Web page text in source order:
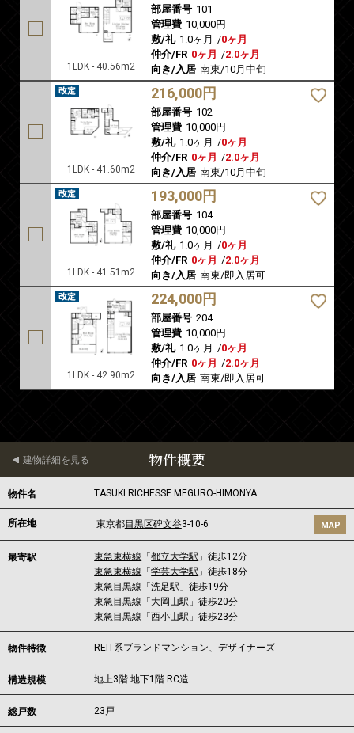
1LDK - 40.56m2
部屋番号 101
管理費 10,000円
敷/礼 1.0ヶ月 /0ヶ月
仲介/FR 0ヶ月 /2.0ヶ月
向き/入居 南東/10月中旬
1LDK - 41.60m2
216,000円
部屋番号 102
管理費 10,000円
敷/礼 1.0ヶ月 /0ヶ月
仲介/FR 0ヶ月 /2.0ヶ月
向き/入居 南東/10月中旬
1LDK - 41.51m2
193,000円
部屋番号 104
管理費 10,000円
敷/礼 1.0ヶ月 /0ヶ月
仲介/FR 0ヶ月 /2.0ヶ月
向き/入居 南東/即入居可
1LDK - 42.90m2
224,000円
部屋番号 204
管理費 10,000円
敷/礼 1.0ヶ月 /0ヶ月
仲介/FR 0ヶ月 /2.0ヶ月
向き/入居 南東/即入居可
物件概要
建物詳細を見る
物件名 TASUKI RICHESSE MEGURO-HIMONYA
所在地 東京都目黒区碑文谷3-10-6 MAP
最寄駅 東急東横線 「都立大学駅 」徒歩12分
東急東横線 「学芸大学駅 」徒歩18分
東急目黒線 「洗足駅 」徒歩19分
東急目黒線 「 大岡山駅 」徒歩20分
東急目黒線 「西小山駅 」徒歩23分
物件特徴 REIT系ブランドマンション、デザイナーズ
構造規模 地上3階 地下1階 RC造
総戸数 23戸